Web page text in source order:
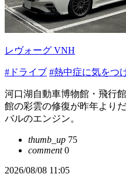
レヴォーグ VNH
#ドライブ #熱中症に気をつ
河口湖自動車博物館・飛行
館の彩雲の修復が昨年より
バルのエンジン。
thumb_up 75
comment0
2026/08/08 11:05